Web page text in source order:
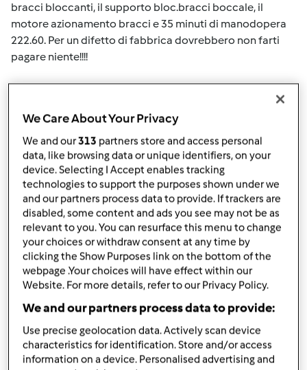
bracci bloccanti, il supporto bloc.bracci boccale, il
motore azionamento bracci e 35 minuti di manodopera
222.60. Per un difetto di fabbrica dovrebbero non farti
pagare niente!!!!
Accedio per poter commentare
Team Bimby Iscritto : 11.12.2009
Mar, 07/07/2020 - 09:53
Ciao Felice, sebbene il tuo Bimby non sia più in garanzia e
tu ti sia già rivolto alla nostra assistenza, ribadiamo che, ai
fini della sicurezza, non è consigliabile agire in autonomia
per riparare un Bimby.
Un cordiale saluto
Team Bimby
We Care About Your Privacy
We and our313 partners store and access personal
data, like browsing data or unique identifiers, on your
device. Selecting I Accept enables tracking
technologies to support the purposes shown under we
and our partners process data to provide. If trackers are
disabled, some content and ads you see may not be as
relevant to you. You can resurface this menu to change
your choices or withdraw consent at any time by
clicking the Show Purposes link on the bottom of the
webpage .Your choices will have effect within our
Website. For more details, refer to our Privacy Policy.
We and our partners process data to provide:
Use precise geolocation data. Actively scan device
characteristics for identification. Store and/or access
information on a device. Personalised advertising and